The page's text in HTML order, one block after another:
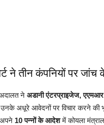
ने तीन कंपनियों पर
अदालत ने अडानी एंटरप्राइजेज,
अधूरे आवेदनों पर विचार करने की
अपने 10 पन्नों के आदेशमें कोयला